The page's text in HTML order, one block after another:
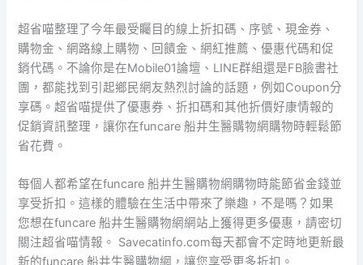
超省喵整理了今年最受矚目的線上折扣碼、序號、現金券、
購物金、網路線上購物、回饋金、網紅推薦、優惠代碼和促
銷代碼。不論你是在Mobile01論壇、LINE群組還是FB臉書社
團，都能找到引起鄉民網友熱烈討論的話題，例如Coupon分
享碼。超省喵提供了優惠券、折扣碼和其他折價好康情報的
促銷資訊整理，讓你在funcare 船井生醫購物網購物時輕鬆節
省花費。
每個人都希望在funcare 船井生醫購物網購物時能節省金錢並
享受折扣。這樣的體驗在生活中帶來了樂趣，不是嗎？如果
您想在funcare 船井生醫購物網網站上獲得更多優惠，請密切
關注超省喵情報。 Savecatinfo.com每天都會不定時地更新最
新的funcare 船井生醫購物網，讓您享受更多折扣。